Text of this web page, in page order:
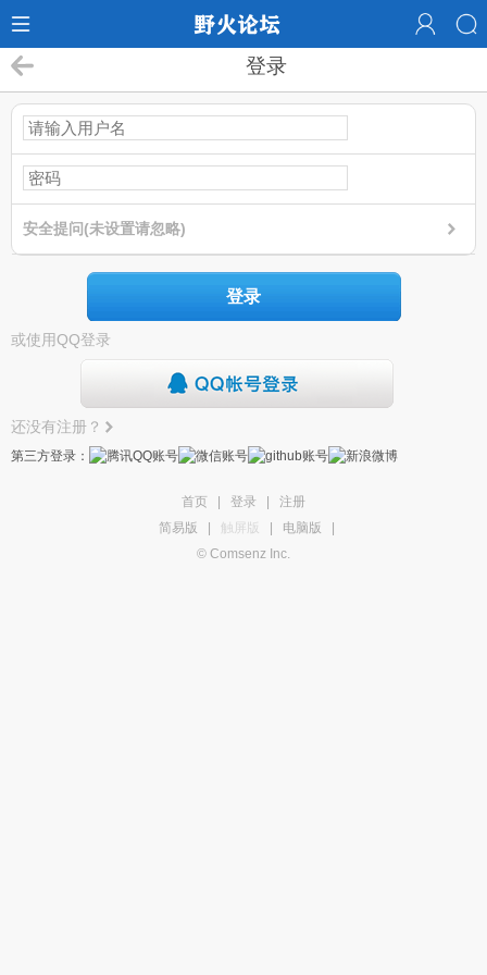
登录
安全提问(未设置请忽略)
登录
或使用QQ登录
还没有注册？
第三方登录：
首页 登录
注册
简易版
触屏版 电脑版
© Comsenz Inc.